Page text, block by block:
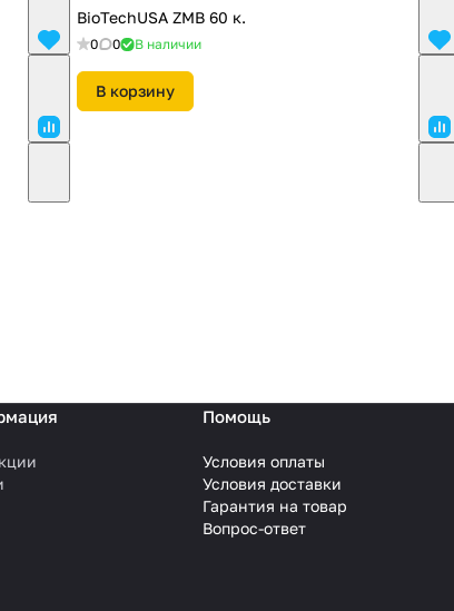
BioTechUSA ZMB 60 к.
0 0 В наличии
В корзину
Помощь
Условия оплаты
Условия доставки
Гарантия на товар
Вопрос-ответ